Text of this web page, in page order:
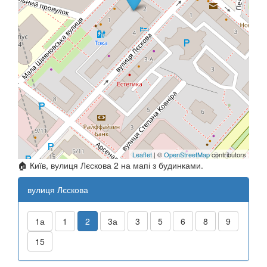
Leaflet | ©OpenStreetMapcontributors
🏠 Київ, вулиця Лєскова 2 на мапі з будинками.
вулиця Лєскова
1а 1 2 3а 3 5 6 8
9
15